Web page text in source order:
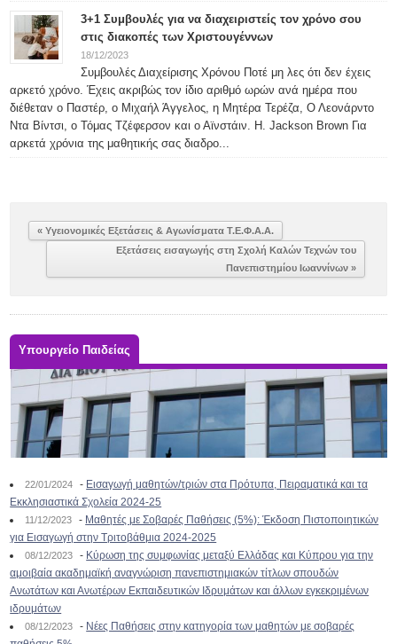
3+1 Συμβουλές για να διαχειριστείς τον χρόνο σου
στις διακοπές των Χριστουγέννων
18/12/2023
Συμβουλές Διαχείρισης Χρόνου Ποτέ μη λες ότι δεν έχεις
αρκετό χρόνο. Έχεις ακριβώς τον ίδιο αριθμό ωρών ανά ημέρα που
διέθεταν ο Παστέρ, ο Μιχαήλ Άγγελος, η Μητέρα Τερέζα, Ο Λεονάρντο
Ντα Βίντσι, ο Τόμας Τζέφερσον και ο Αϊνστάιν. H. Jackson Brown Για
αρκετά χρόνια της μαθητικής σας διαδρο...
« Υγειονομικές Εξετάσεις & Αγωνίσματα Τ.Ε.Φ.Α.Α.
Εξετάσεις εισαγωγής στη Σχολή Καλών Τεχνών του
Πανεπιστημίου Ιωαννίνων »
Υπουργείο Παιδείας
22/01/2024 - Εισαγωγή μαθητών/τριών στα Πρότυπα, Πειραματικά και τα
Εκκλησιαστικά Σχολεία 2024-25
11/12/2023 - Μαθητές με Σοβαρές Παθήσεις (5%): Έκδοση Πιστοποιητικών
για Εισαγωγή στην Τριτοβάθμια 2024-2025
08/12/2023 - Κύρωση της συμφωνίας μεταξύ Ελλάδας και Κύπρου για την
αμοιβαία ακαδημαϊκή αναγνώριση πανεπιστημιακών τίτλων σπουδών
Ανωτάτων και Ανωτέρων Εκπαιδευτικών Ιδρυμάτων και άλλων εγκεκριμένων
ιδρυμάτων
08/12/2023 - Νέες Παθήσεις στην κατηγορία των μαθητών με σοβαρές